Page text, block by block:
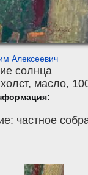
Алексеевич
солнца
холст, масло,
частное